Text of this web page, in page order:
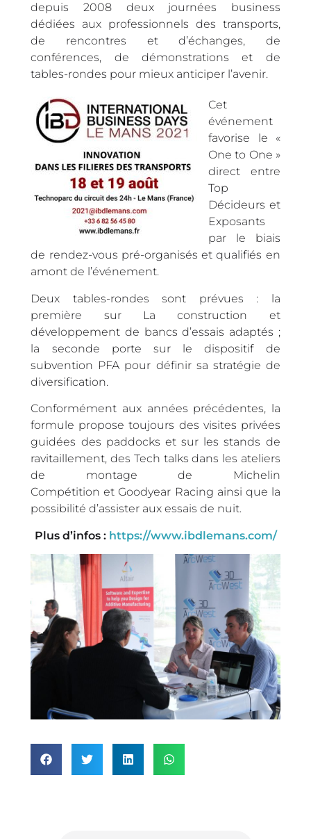
depuis 2008 deux journées business
dédiées aux professionnels des transports,
de rencontres et d’échanges, de
conférences, de démonstrations et de
tables-rondes pour mieux anticiper l’avenir.
Cet
événement
favorise le «
One to One »
direct entre
Top
Décideurs et
Exposants
par le biais
de rendez-vous pré-organisés et qualifiés en
amont de l’événement.
Deux tables-rondes sont prévues : la
première sur La construction et
développement de bancs d’essais adaptés ;
la seconde porte sur le dispositif de
subvention PFA pour définir sa stratégie de
diversification.
Conformément aux années précédentes, la
formule propose toujours des visites privées
guidées des paddocks et sur les stands de
ravitaillement, des Tech talks dans les ateliers
de montage de Michelin
Compétition et Goodyear Racing ainsi que la
possibilité d’assister aux essais de nuit.
Plus d’infos :https://www.ibdlemans.com/